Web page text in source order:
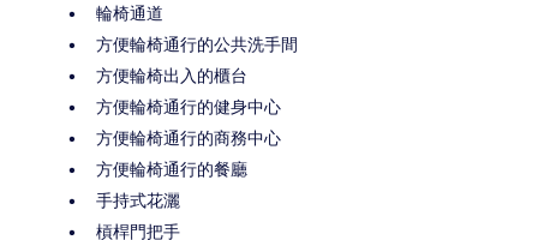
輪椅通道
方便輪椅通行的公共洗手間
方便輪椅出入的櫃台
方便輪椅通行的健身中心
方便輪椅通行的商務中心
方便輪椅通行的餐廳
手持式花灑
槓桿門把手